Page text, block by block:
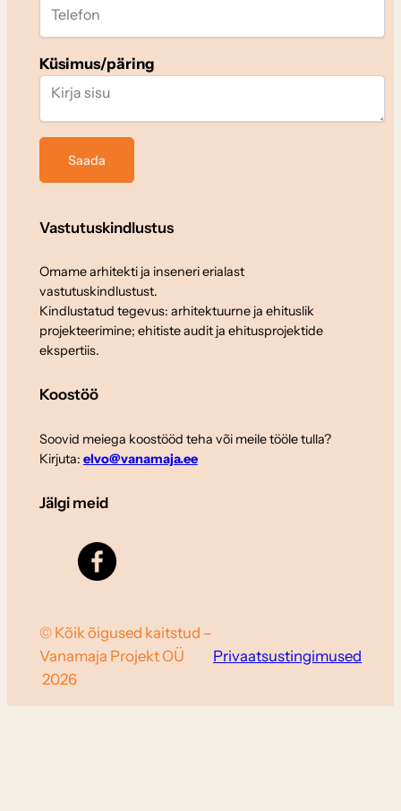
Küsimus/päring
Vastutuskindlustus
Omame arhitekti ja inseneri erialast
vastutuskindlustust.
Kindlustatud tegevus: arhitektuurne ja ehituslik
projekteerimine; ehitiste audit ja ehitusprojektide
ekspertiis.
Koostöö
Soovid meiega koostööd teha või meile tööle tulla?
Kirjuta: elvo@vanamaja.ee
Jälgi meid
© Kõik õigused kaitstud –
Vanamaja Projekt OÜ
2026
Privaatsustingimused